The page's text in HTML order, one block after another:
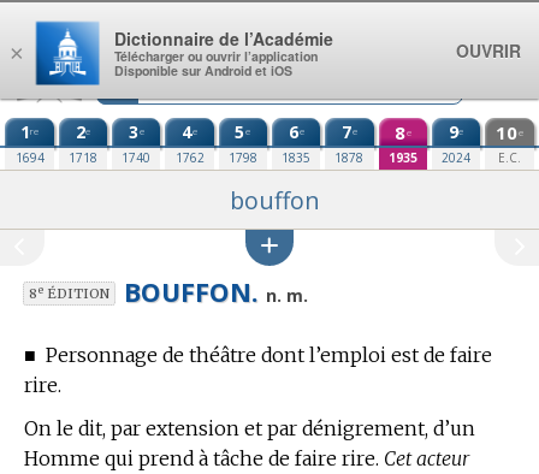
Aller au contenu
1re
1694
2e
1718
3e
1740
4e
1762
5e
1798
6e
1835
7e
1878
8e
1935
9e
2024
10e
E.C.
bouffon
8eÉDITION BOUFFON. n. m.
■ Personnage de théâtre dont l’emploi est de faire
rire.
On le dit, par extension et par dénigrement, d’un
Homme qui prend à tâche de faire rire. Cet acteur
×
Dictionnaire de l’Académie
Télécharger ou ouvrir l’application
Disponible sur Android et iOS
OUVRIR